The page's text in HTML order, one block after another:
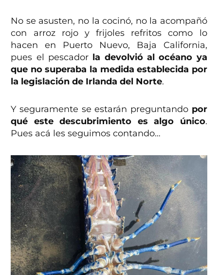
No se asusten, no la cocinó, no la acompañó
con arroz rojo y frijoles refritos como lo
hacen en Puerto Nuevo, Baja California,
pues el pescador la devolvió al océano ya
que no superaba la medida establecida por
la legislación de Irlanda del Norte.
Y seguramente se estarán preguntando por
qué este descubrimiento es algo único.
Pues acá les seguimos contando…